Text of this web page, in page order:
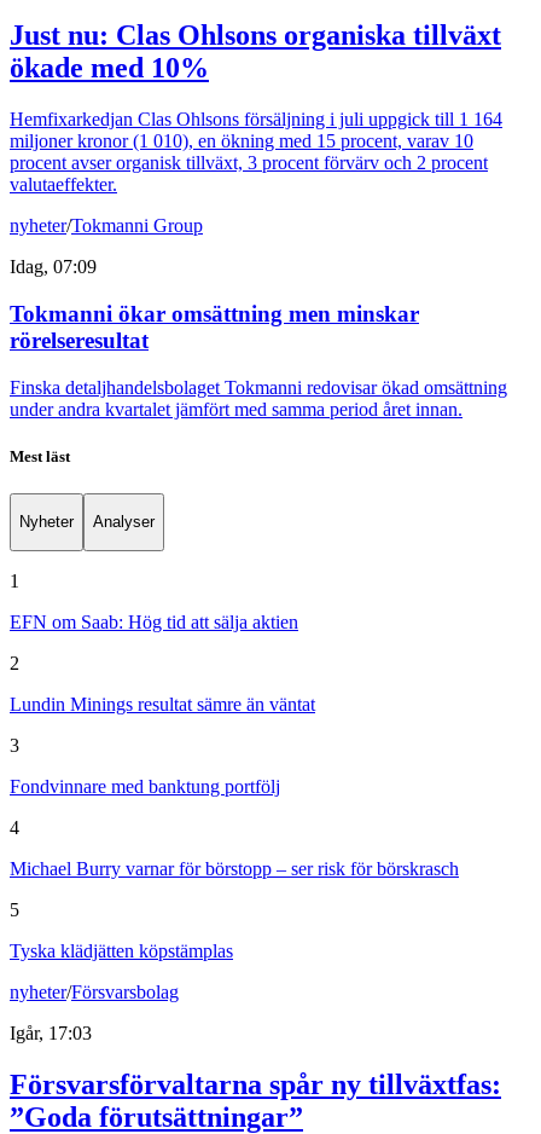
Just nu: Clas Ohlsons organiska tillväxt
ökade med 10%
Hemfixarkedjan Clas Ohlsons försäljning i juli uppgick till 1 164
miljoner kronor (1 010), en ökning med 15 procent, varav 10
procent avser organisk tillväxt, 3 procent förvärv och 2 procent
valutaeffekter.
nyheter/Tokmanni Group
Idag, 07:09
Tokmanni ökar omsättning men minskar
rörelseresultat
Finska detaljhandelsbolaget Tokmanni redovisar ökad omsättning
under andra kvartalet jämfört med samma period året innan.
Mest läst
Nyheter Analyser
1
EFN om Saab: Hög tid att sälja aktien
2
Lundin Minings resultat sämre än väntat
3
Fondvinnare med banktung portfölj
4
Michael Burry varnar för börstopp – ser risk för börskrasch
5
Tyska klädjätten köpstämplas
nyheter/Försvarsbolag
Igår, 17:03
Försvarsförvaltarna spår ny tillväxtfas:
”Goda förutsättningar”